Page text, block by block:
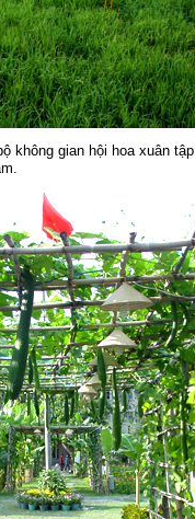
không gian hội hoa xuân